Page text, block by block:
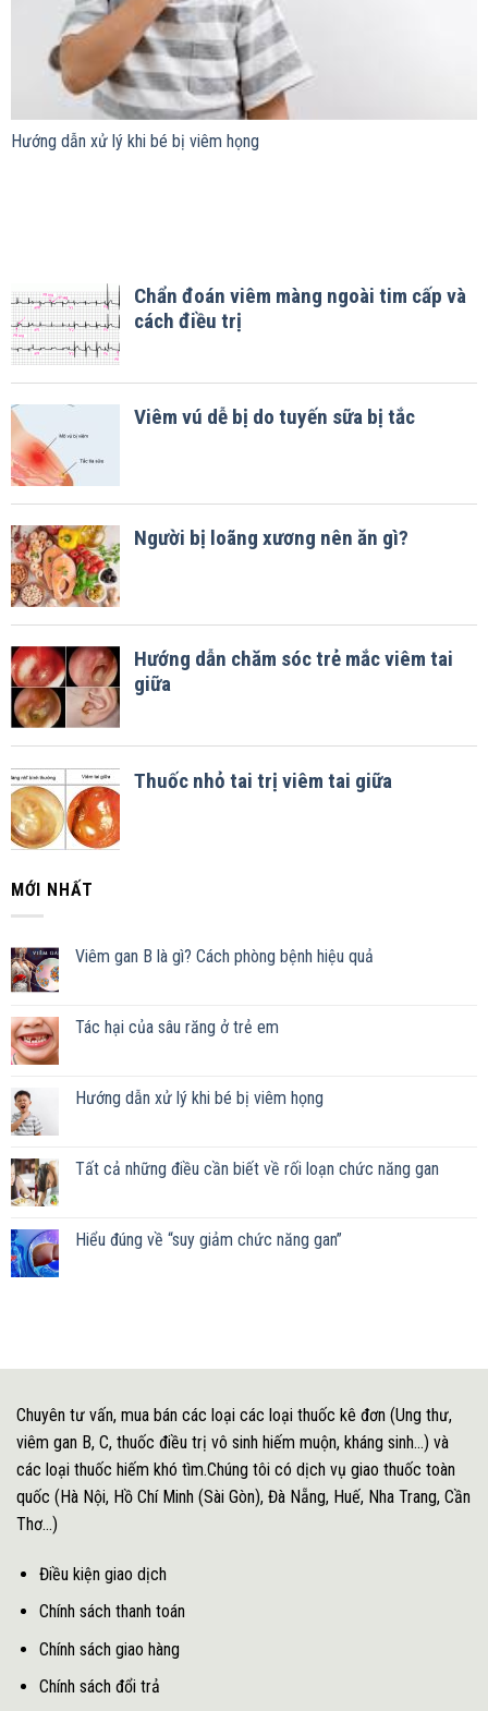
Hướng dẫn xử lý khi bé bị viêm họng
MỚI NHẤT
Viêm gan B là gì? Cách phòng bệnh hiệu quả
Tác hại của sâu răng ở trẻ em
Hướng dẫn xử lý khi bé bị viêm họng
Tất cả những điều cần biết về rối loạn chức năng gan
Hiểu đúng về “suy giảm chức năng gan”
Chuyên tư vấn, mua bán các loại các loại thuốc kê đơn (Ung thư,
viêm gan B, C, thuốc điều trị vô sinh hiếm muộn, kháng sinh...) và
các loại thuốc hiếm khó tìm.Chúng tôi có dịch vụ giao thuốc toàn
quốc (Hà Nội, Hồ Chí Minh (Sài Gòn), Đà Nẵng, Huế, Nha Trang, Cần
Thơ...)
Điều kiện giao dịch
Chính sách thanh toán
Chính sách giao hàng
Chính sách đổi trả